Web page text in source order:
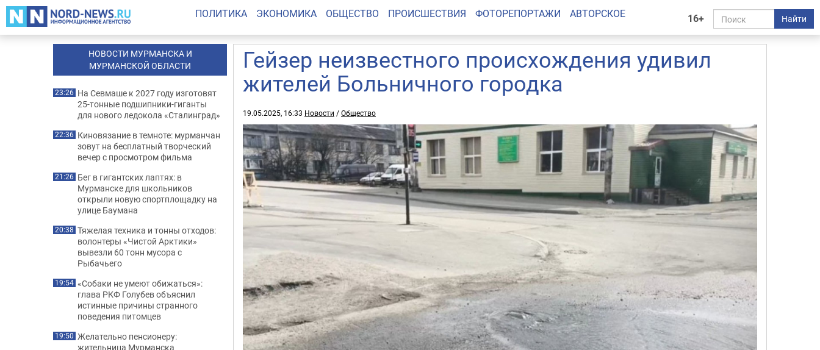
16+ Найти
ПОЛИТИКА ЭКОНОМИКА ОБЩЕСТВО ПРОИСШЕСТВИЯ ФОТОРЕПОРТАЖИ АВТОРСКОЕ
Гейзер неизвестного происхождения удивил
жителей Больничного городка
19.05.2025, 16:33 Новости /Общество
НОВОСТИ МУРМАНСКА И
МУРМАНСКОЙ ОБЛАСТИ
23:26 На Севмаше к 2027 году изготовят
25-тонные подшипники-гиганты
для нового ледокола «Сталинград»
22:36 Киновязание в темноте: мурманчан
зовут на бесплатный творческий
вечер с просмотром фильма
21:26 Бег в гигантских лаптях: в
Мурманске для школьников
открыли новую спортплощадку на
улице Баумана
20:38 Тяжелая техника и тонны отходов:
волонтеры «Чистой Арктики»
вывезли 60 тонн мусора с
Рыбачьего
19:54 «Собаки не умеют обижаться»:
глава РКФ Голубев объяснил
истинные причины странного
поведения питомцев
19:50 Желательно пенсионеру:
жительница Мурманска